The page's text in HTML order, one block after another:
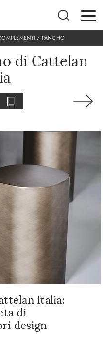
/ PANCHO
di Cattelan
Italia:
di
design